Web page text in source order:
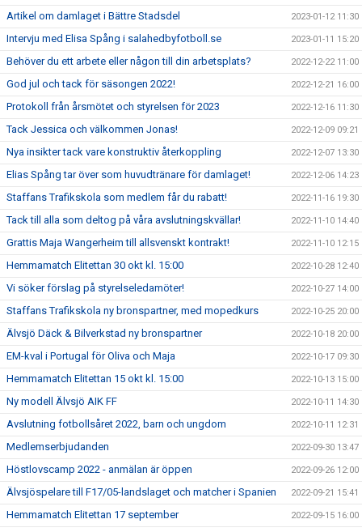
Artikel om damlaget i Bättre Stadsdel 2023-01-12 11:30
Intervju med Elisa Spång i salahedbyfotboll.se 2023-01-11 15:20
Behöver du ett arbete eller någon till din arbetsplats? 2022-12-22 11:00
God jul och tack för säsongen 2022! 2022-12-21 16:00
Protokoll från årsmötet och styrelsen för 2023 2022-12-16 11:30
Tack Jessica och välkommen Jonas! 2022-12-09 09:21
Nya insikter tack vare konstruktiv återkoppling 2022-12-07 13:30
Elias Spång tar över som huvudtränare för damlaget! 2022-12-06 14:23
Staffans Trafikskola som medlem får du rabatt! 2022-11-16 19:30
Tack till alla som deltog på våra avslutningskvällar! 2022-11-10 14:40
Grattis Maja Wangerheim till allsvenskt kontrakt! 2022-11-10 12:15
Hemmamatch Elitettan 30 okt kl. 15:00 2022-10-28 12:40
Vi söker förslag på styrelseledamöter! 2022-10-27 14:00
Staffans Trafikskola ny bronspartner, med mopedkurs 2022-10-25 20:00
Älvsjö Däck & Bilverkstad ny bronspartner 2022-10-18 20:00
EM-kval i Portugal för Oliva och Maja 2022-10-17 09:30
Hemmamatch Elitettan 15 okt kl. 15:00 2022-10-13 15:00
Ny modell Älvsjö AIK FF 2022-10-11 14:30
Avslutning fotbollsåret 2022, barn och ungdom 2022-10-11 12:31
Medlemserbjudanden 2022-09-30 13:47
Höstlovscamp 2022 - anmälan är öppen 2022-09-26 12:00
Älvsjöspelare till F17/05-landslaget och matcher i Spanien 2022-09-21 15:41
Hemmamatch Elitettan 17 september 2022-09-15 16:00